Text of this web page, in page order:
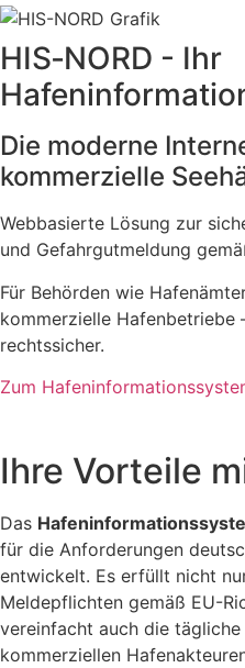
HIS‑NORD - Ihr
Die moderne
kommerzielle
Webbasierte Lösung zur
und Gefahrgutmeldung
Für Behörden wie
kommerzielle Hafenbetriebe
rechtssicher.
Zum
Ihre Vorteile
Das
für die Anforderungen
entwickelt. Es erfüllt nicht
Meldepflichten gemäß EU-
vereinfacht auch die
kommerziellen